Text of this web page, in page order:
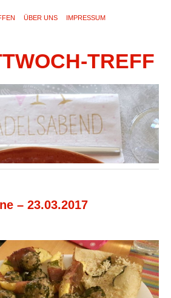
ÜBER UNS IMPRESSUM
TREFF
– 23.03.2017